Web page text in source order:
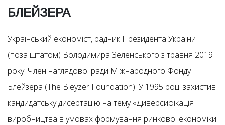
БЛЕЙЗЕРА
Український економіст, радник Президента України
(поза штатом) Володимира Зеленського з травня 2019
року. Член наглядової ради Міжнародного Фонду
Блейзера (The Bleyzer Foundation). У 1995 році захистив
кандидатську дисертацію на тему «Диверсифікація
виробництва в умовах формування ринкової економіки